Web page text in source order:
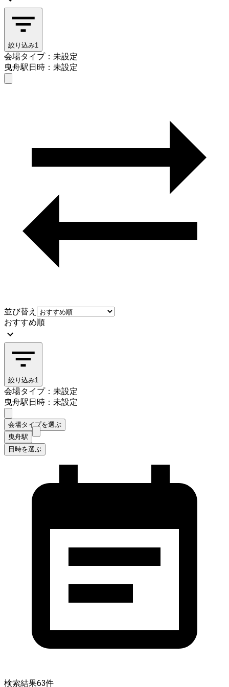
絞り込み1
会場タイプ：未設定
曳舟駅日時：未設定
並び替え
おすすめ順
絞り込み1
会場タイプ：未設定
曳舟駅日時：未設定
会場タイプを選ぶ
曳舟駅
日時を選ぶ
検索結果63件